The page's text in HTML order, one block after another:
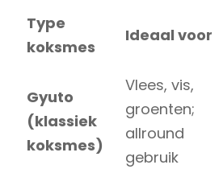
Type
koksmes
Ideaal voor
Gyuto
(klassiek
koksmes)
Vlees, vis,
groenten;
allround
gebruik